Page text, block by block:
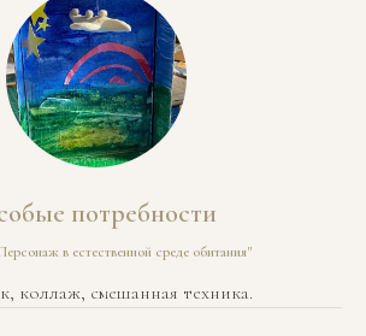
потребности
в естественной среде обитания"
коллаж, смешанная техника.